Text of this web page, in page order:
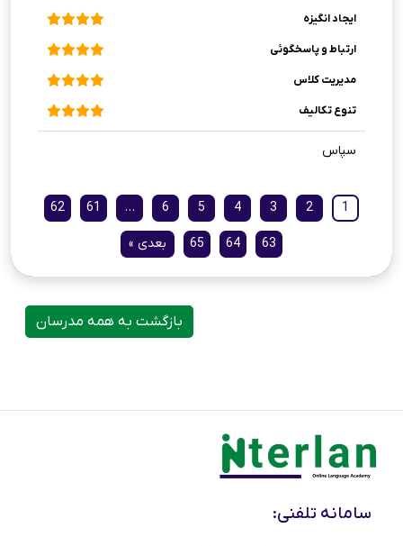
ایجاد انگیزه
ارتباط و پاسخگوئی
مدیریت کلاس
تنوع تکالیف
سپاس
1
2
3
4
5
6
…
61
62
63
64
65 بعدی »
بازگشت به همه مدرسان
سامانه تلفنی: